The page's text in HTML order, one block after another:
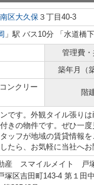
区大久保 ３丁目40-3
」駅 バス10分 「水道橋
管理費
築年月（
ンクリー
階
です。外観タイル張り
きの物件です。ぜひ一
ッフが地域の賃貸情報
たら、お気軽に当社へお
産 スマイルメイト 戸
塚区吉田町143-4 第１田